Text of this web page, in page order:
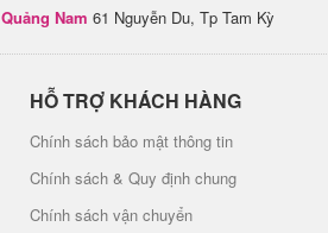
Quảng Nam 61 Nguyễn Du, Tp Tam Kỳ
HỖ TRỢ KHÁCH HÀNG
Chính sách bảo mật thông tin
Chính sách & Quy định chung
Chính sách vận chuyển